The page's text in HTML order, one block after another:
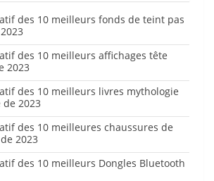
des 10 meilleurs fonds de teint pas
des 10 meilleurs affichages tête
2023
des 10 meilleurs livres mythologie
2023
des 10 meilleures chaussures de
2023
des 10 meilleurs Dongles Bluetooth